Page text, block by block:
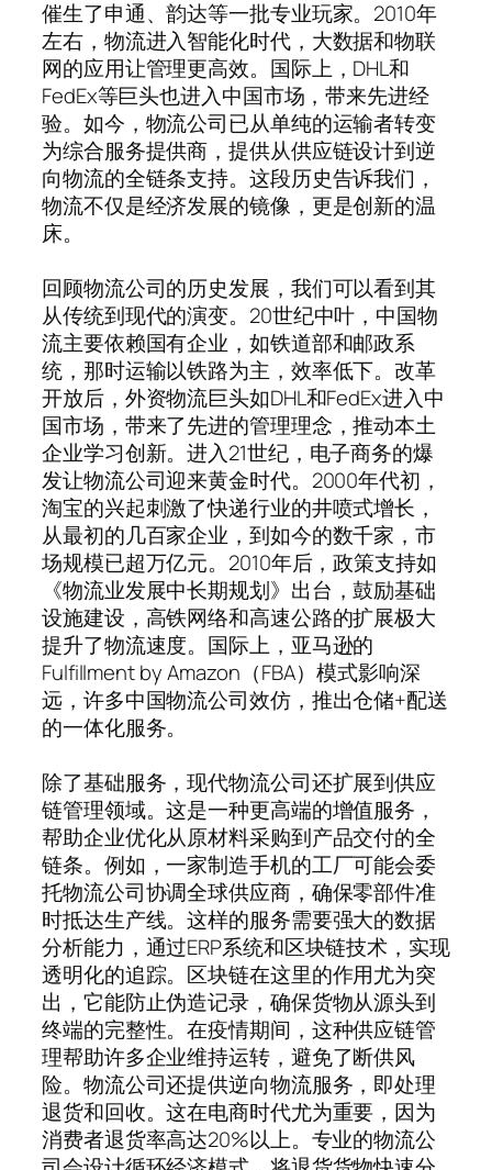
催生了申通、韵达等一批专业玩家。2010年
左右，物流进入智能化时代，大数据和物联
网的应用让管理更高效。国际上，DHL和
FedEx等巨头也进入中国市场，带来先进经
验。如今，物流公司已从单纯的运输者转变
为综合服务提供商，提供从供应链设计到逆
向物流的全链条支持。这段历史告诉我们，
物流不仅是经济发展的镜像，更是创新的温
床。
回顾物流公司的历史发展，我们可以看到其
从传统到现代的演变。20世纪中叶，中国物
流主要依赖国有企业，如铁道部和邮政系
统，那时运输以铁路为主，效率低下。改革
开放后，外资物流巨头如DHL和FedEx进入中
国市场，带来了先进的管理理念，推动本土
企业学习创新。进入21世纪，电子商务的爆
发让物流公司迎来黄金时代。2000年代初，
淘宝的兴起刺激了快递行业的井喷式增长，
从最初的几百家企业，到如今的数千家，市
场规模已超万亿元。2010年后，政策支持如
《物流业发展中长期规划》出台，鼓励基础
设施建设，高铁网络和高速公路的扩展极大
提升了物流速度。国际上，亚马逊的
Fulfillment by Amazon（FBA）模式影响深
远，许多中国物流公司效仿，推出仓储+配送
的一体化服务。
除了基础服务，现代物流公司还扩展到供应
链管理领域。这是一种更高端的增值服务，
帮助企业优化从原材料采购到产品交付的全
链条。例如，一家制造手机的工厂可能会委
托物流公司协调全球供应商，确保零部件准
时抵达生产线。这样的服务需要强大的数据
分析能力，通过ERP系统和区块链技术，实现
透明化的追踪。区块链在这里的作用尤为突
出，它能防止伪造记录，确保货物从源头到
终端的完整性。在疫情期间，这种供应链管
理帮助许多企业维持运转，避免了断供风
险。物流公司还提供逆向物流服务，即处理
退货和回收。这在电商时代尤为重要，因为
消费者退货率高达20%以上。专业的物流公